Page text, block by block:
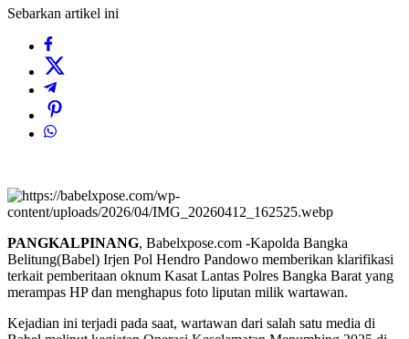
Sebarkan artikel ini
PANGKALPINANG, Babelxpose.com -Kapolda Bangka
Belitung(Babel) Irjen Pol Hendro Pandowo memberikan klarifikasi
terkait pemberitaan oknum Kasat Lantas Polres Bangka Barat yang
merampas HP dan menghapus foto liputan milik wartawan.
Kejadian ini terjadi pada saat, wartawan dari salah satu media di